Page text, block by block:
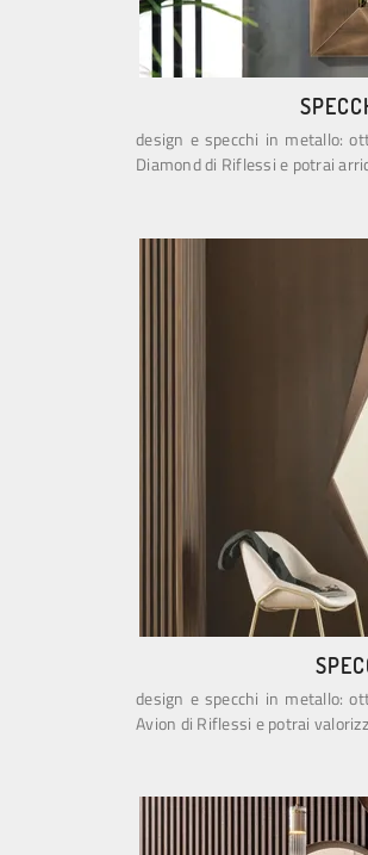
design e specchi in metallo:
Diamond di Riflessi e potrai
design e specchi in metallo:
Avion di Riflessi e potrai